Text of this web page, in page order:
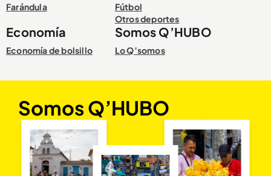
Farándula
Fútbol
Otros deportes
Economía
Economía de bolsillo
Somos Q’HUBO
Lo Q’somos
Somos Q’HUBO